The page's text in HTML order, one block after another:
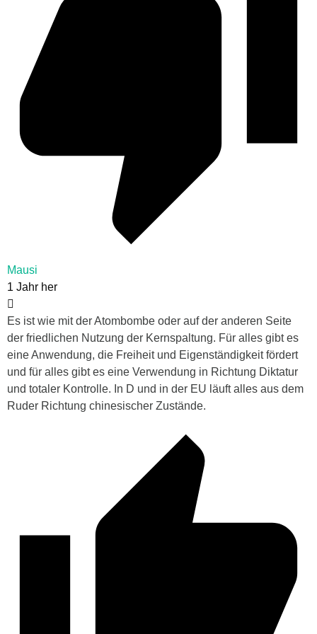
Mausi
1 Jahr her
Es ist wie mit der Atombombe oder auf der anderen Seite
der friedlichen Nutzung der Kernspaltung. Für alles gibt es
eine Anwendung, die Freiheit und Eigenständigkeit fördert
und für alles gibt es eine Verwendung in Richtung Diktatur
und totaler Kontrolle. In D und in der EU läuft alles aus dem
Ruder Richtung chinesischer Zustände.